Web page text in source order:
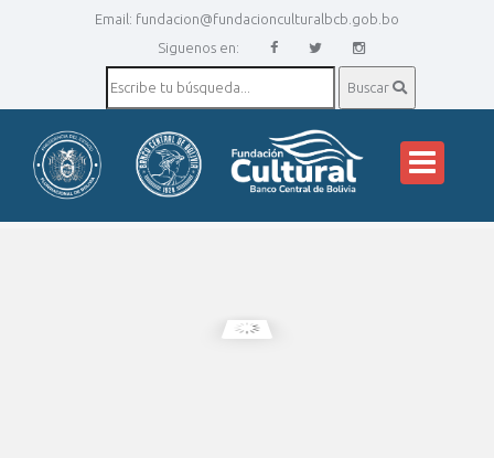
Email: fundacion@fundacionculturalbcb.gob.bo
Siguenos en:
Buscar